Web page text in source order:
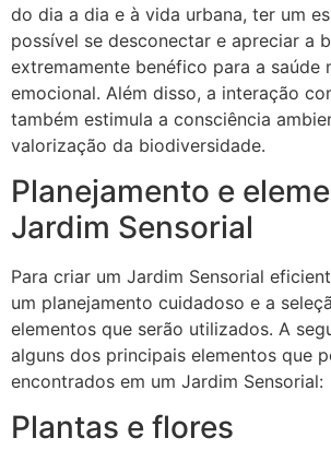
do dia a dia e à vida urbana, ter um
possível se desconectar e apreciar a
extremamente benéfico para a saúde
emocional. Além disso, a interação
também estimula a consciência
valorização da biodiversidade.
Planejamento e
Jardim Sensorial
Para criar um Jardim Sensorial
um planejamento cuidadoso e a
elementos que serão utilizados. A
alguns dos principais elementos que
encontrados em um Jardim Sensorial:
Plantas e flores